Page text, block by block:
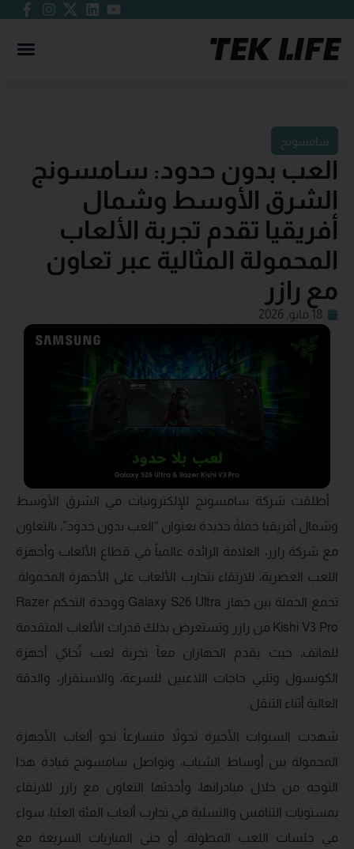
سامسونج
العب بدون حدود: سامسونج
الشرق الأوسط وشمال
أفريقيا تقدم تجربة الألعاب
المحمولة المثالية عبر تعاون
مع رازر
18 مايو, 2026
أطلقت شركة سامسونج للإلكترونيات في الشرق الأوسط
وشمال أفريقيا حملةً جديدة بعنوان “العب بدون حدود”، بالتعاون
مع شركة رازر، العلامة الرائدة عالمياً في قطاع الألعاب وأجهزة
اللعب العصرية، للارتقاء بتجارب الألعاب على الأجهزة المحمولة.
تجمع الحملة بين جهاز Galaxy S26 Ultra ووحدة التحكم Razer
Kishi V3 Pro من رازر وتستعرض بذلك قدرات الألعاب المتقدمة
للهاتف، حيث يقدم الجهازان معاً تجربة لعب تُحاكي أجهزة
الكونسول وتلبي حاجات اللاعبين للسرعة، والاستقرار، والدقة
العالية أثناء التنقل.
شهدت السنوات الأخيرة تحولاً متسارعاً نحو ألعاب الأجهزة
المحمولة بين أوساط الشباب، وتواصل سامسونج قيادة هذا
التوجه من خلال مبادراتها، وأحدثها التعاون مع رازر للارتقاء
بمستويات التنافس والتسلية في تجارب ألعاب الفئة العليا، سواء
في جلسات اللعب المطولة، أو حتى المباريات السريعة مع